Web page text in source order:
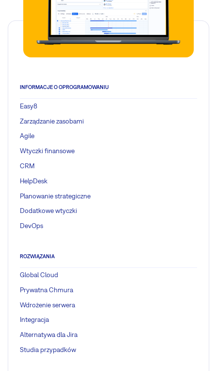
INFORMACJE O OPROGRAMOWANIU
Easy8
Zarządzanie zasobami
Agile
Wtyczki finansowe
CRM
HelpDesk
Planowanie strategiczne
Dodatkowe wtyczki
DevOps
ROZWIĄZANIA
Global Cloud
Prywatna Chmura
Wdrożenie serwera
Integracja
Alternatywa dla Jira
Studia przypadków